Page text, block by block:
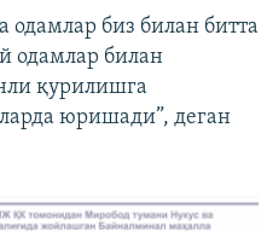
одамлар биз билан битта
одамлар билан
қурилишга
юришади”, деган